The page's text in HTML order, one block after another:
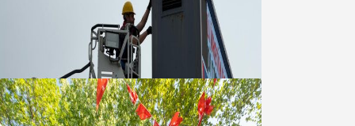
Büyükşehir Çevresel İzleme Ağını
Bandırma ile Güçlendirdi
05 Ağustos 2026